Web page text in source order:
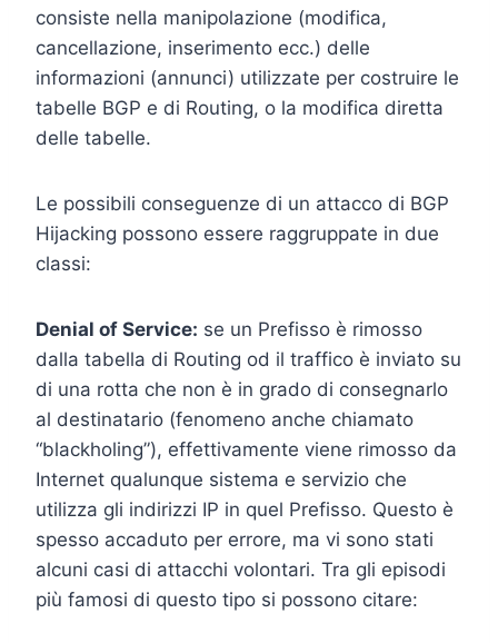
consiste nella manipolazione (modifica,
cancellazione, inserimento ecc.) delle
informazioni (annunci) utilizzate per costruire le
tabelle BGP e di Routing, o la modifica diretta
delle tabelle.
Le possibili conseguenze di un attacco di BGP
Hijacking possono essere raggruppate in due
classi:
Denial of Service: se un Prefisso è rimosso
dalla tabella di Routing od il traffico è inviato su
di una rotta che non è in grado di consegnarlo
al destinatario (fenomeno anche chiamato
“blackholing”), effettivamente viene rimosso da
Internet qualunque sistema e servizio che
utilizza gli indirizzi IP in quel Prefisso. Questo è
spesso accaduto per errore, ma vi sono stati
alcuni casi di attacchi volontari. Tra gli episodi
più famosi di questo tipo si possono citare: